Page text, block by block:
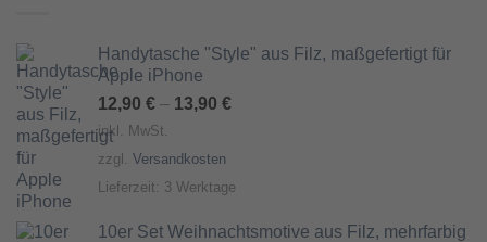
Handytasche "Style" aus Filz, maßgefertigt für
Apple iPhone
12,90 € – 13,90 €
inkl. MwSt.
zzgl. Versandkosten
Lieferzeit: 3 Werktage
10er Set Weihnachtsmotive aus Filz, mehrfarbig